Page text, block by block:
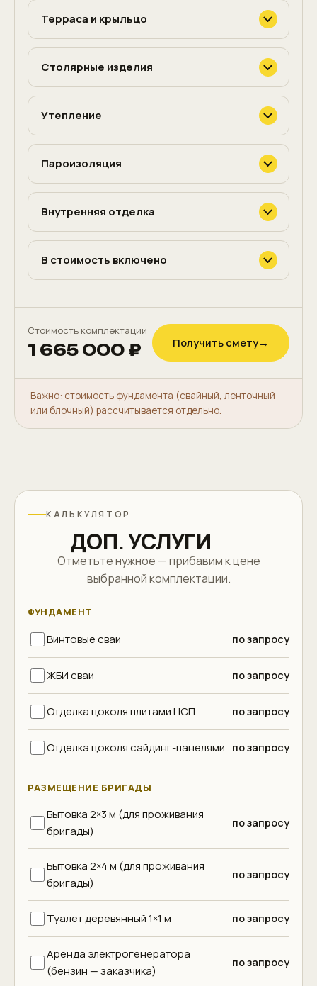
Терраса и крыльцо
Столярные изделия
Утепление
Пароизоляция
Внутренняя отделка
В стоимость включено
Стоимость комплектации
1 665 000 ₽ Получить смету→
Важно: стоимость фундамента (свайный, ленточный
или блочный) рассчитывается отдельно.
КАЛЬКУЛЯТОР
ДОП. УСЛУГИ
Отметьте нужное — прибавим к цене
выбранной комплектации.
ФУНДАМЕНТ
Винтовые сваи по запросу
ЖБИ сваи по запросу
Отделка цоколя плитами ЦСП по запросу
Отделка цоколя сайдинг-панелями по запросу
РАЗМЕЩЕНИЕ БРИГАДЫ
Бытовка 2×3 м (для проживания
бригады)
по запросу
Бытовка 2×4 м (для проживания
бригады)
по запросу
Туалет деревянный 1×1 м по запросу
Аренда электрогенератора
(бензин — заказчика)
по запросу